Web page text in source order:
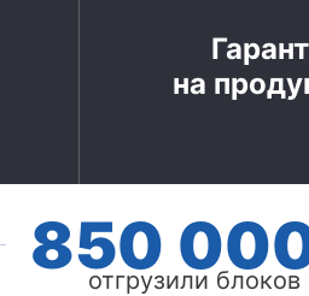
на
850
отгрузили блоков